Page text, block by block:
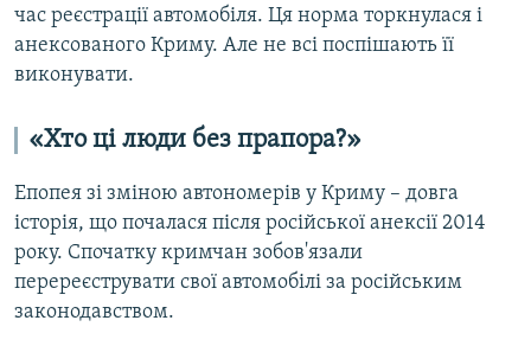
час реєстрації автомобіля. Ця норма торкнулася і
анексованого Криму. Але не всі поспішають її
виконувати.
«Хто ці люди без прапора?»
Епопея зі зміною автономерів у Криму – довга
історія, що почалася після російської анексії 2014
року. Спочатку кримчан зобов'язали
перереєструвати свої автомобілі за російським
законодавством.